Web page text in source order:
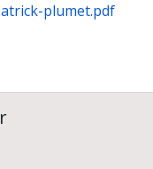
plumet.pdf